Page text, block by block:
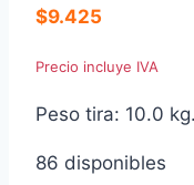
$9.425
Precio incluye IVA
Peso tira: 10.0 kg.
86 disponibles